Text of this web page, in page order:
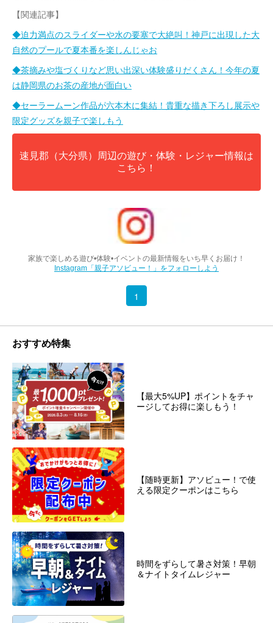
【関連記事】
◆迫力満点のスライダーや水の要塞で大絶叫！神戸に出現した大
自然のプールで夏本番を楽しんじゃお
◆茶摘みや塩づくりなど思い出深い体験盛りだくさん！今年の夏
は静岡県のお茶の産地が面白い
◆セーラームーン作品が六本木に集結！貴重な描き下ろし展示や
限定グッズを親子で楽しもう
速見郡（大分県）周辺の遊び・体験・レジャー情報は
こちら！
家族で楽しめる遊び•体験•イベントの最新情報をいち早くお届け！
Instagram「親子アソビュー！」をフォローしよう
1
おすすめ特集
【最大5%UP】ポイントをチャ
ージしてお得に楽しもう！
【随時更新】アソビュー！で使
える限定クーポンはこちら
時間をずらして暑さ対策！早朝
＆ナイトタイムレジャー